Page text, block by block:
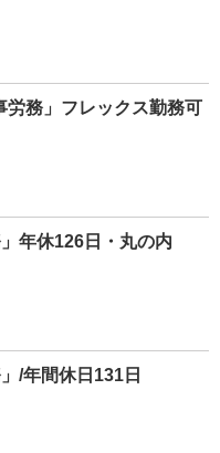
労務」フレックス勤務可
年休126日・丸の内
/年間休日131日